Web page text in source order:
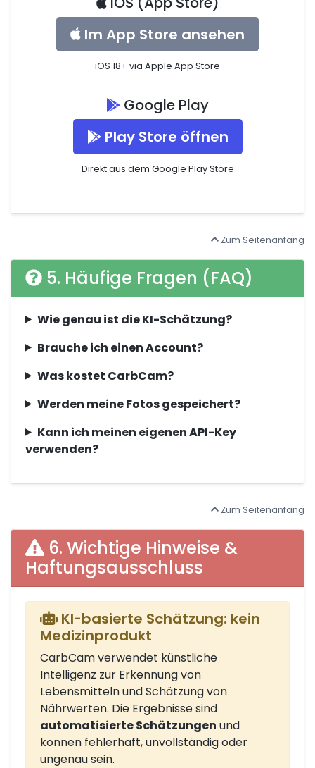
Im App Store ansehen
iOS 18+ via Apple App Store
Google Play
Play Store öffnen
Direkt aus dem Google Play Store
Zum Seitenanfang
5. Häufige Fragen (FAQ)
Wie genau ist die KI-Schätzung?
Brauche ich einen Account?
Was kostet CarbCam?
Werden meine Fotos gespeichert?
Kann ich meinen eigenen API-Key
verwenden?
Zum Seitenanfang
6. Wichtige Hinweise &
Haftungsausschluss
KI-basierte Schätzung: kein
Medizinprodukt
CarbCam verwendet künstliche
Intelligenz zur Erkennung von
Lebensmitteln und Schätzung von
Nährwerten. Die Ergebnisse sind
automatisierte Schätzungen und
können fehlerhaft, unvollständig oder
ungenau sein.